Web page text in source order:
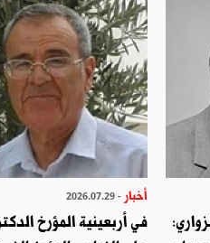
أخبار - 2026.07.29
في أربعينية المؤرخ